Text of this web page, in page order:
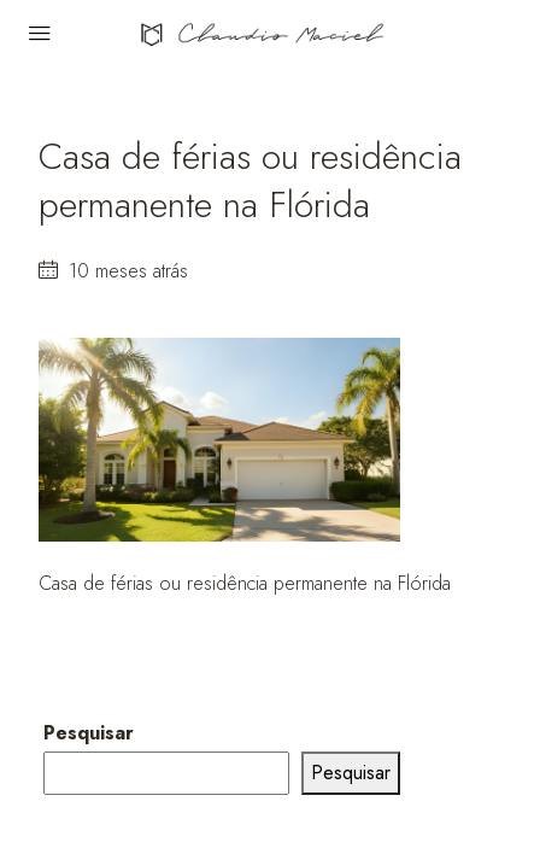
Casa de férias ou residência
permanente na Flórida
10 meses atrás
Casa de férias ou residência permanente na Flórida
Pesquisar
Pesquisar